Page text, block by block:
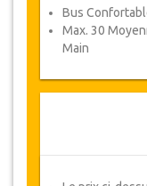
Une fois votre
redirigé vers
votre Coupon
Bus
Max. 30
Main